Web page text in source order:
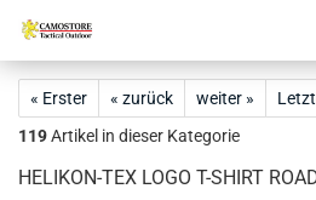
« Erster « zurück weiter »
119Artikel in dieser Kategorie
HELIKON-TEX LOGO T-SHIRT